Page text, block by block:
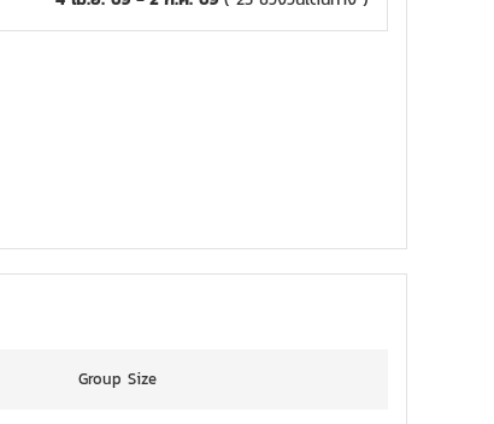
Group Size